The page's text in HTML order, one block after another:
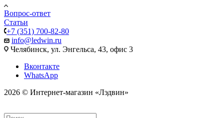
Вопрос-ответ
Статьи
+7 (351) 700-82-80
info@ledwin.ru
Челябинск, ул. Энгельса, 43, офис 3
Вконтакте
WhatsApp
2026 © Интернет-магазин «Лэдвин»